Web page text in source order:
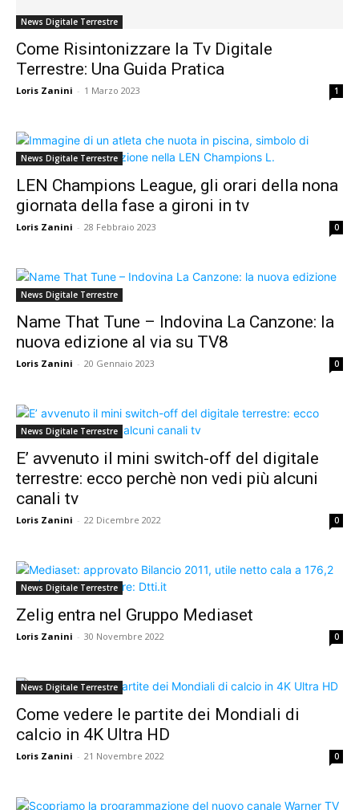
News Digitale Terrestre
Come Risintonizzare la Tv Digitale
Terrestre: Una Guida Pratica
Loris Zanini - 1 Marzo 2023 1
News Digitale Terrestre
LEN Champions League, gli orari della nona
giornata della fase a gironi in tv
Loris Zanini - 28 Febbraio 2023 0
News Digitale Terrestre
Name That Tune – Indovina La Canzone: la
nuova edizione al via su TV8
Loris Zanini - 20 Gennaio 2023 0
News Digitale Terrestre
E’ avvenuto il mini switch-off del digitale
terrestre: ecco perchè non vedi più alcuni
canali tv
Loris Zanini - 22 Dicembre 2022 0
News Digitale Terrestre
Zelig entra nel Gruppo Mediaset
Loris Zanini - 30 Novembre 2022 0
News Digitale Terrestre
Come vedere le partite dei Mondiali di
calcio in 4K Ultra HD
Loris Zanini - 21 Novembre 2022 0